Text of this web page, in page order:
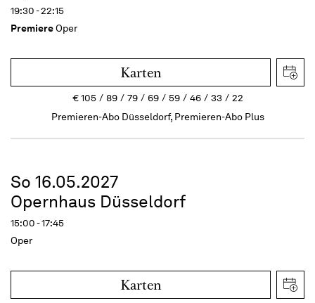
19:30 - 22:15
PremiereOper
Karten
€105 89 79 69 59 46 33
22
Premieren-Abo Düsseldorf, Premieren-Abo Plus
So 16.05.2027
Opernhaus Düsseldorf
15:00 - 17:45
Oper
Karten